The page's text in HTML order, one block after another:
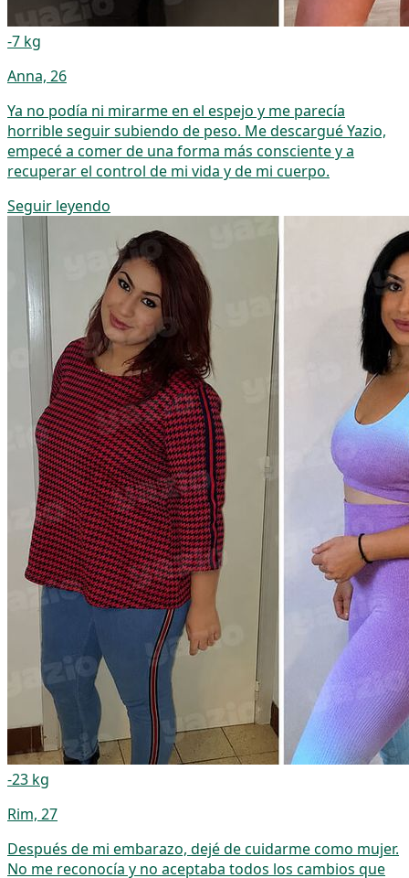
-7 kg
Anna, 26
Ya no podía ni mirarme en el espejo y me parecía
horrible seguir subiendo de peso. Me descargué Yazio,
empecé a comer de una forma más consciente y a
recuperar el control de mi vida y de mi cuerpo.
Seguir leyendo
-23 kg
Rim, 27
Después de mi embarazo, dejé de cuidarme como mujer.
No me reconocía y no aceptaba todos los cambios que